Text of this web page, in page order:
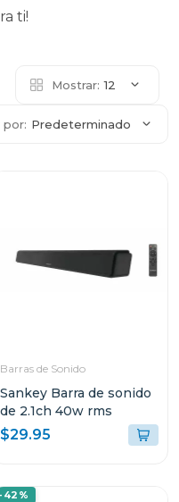
ti!
Mostrar: 12
por: Predeterminado
Barras de Sonido
Sankey Barra de sonido
de 2.1ch 40w rms
$29.95
-42%